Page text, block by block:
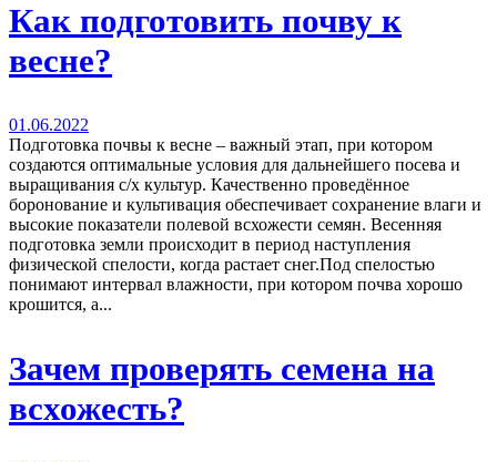
Как подготовить почву к
весне?
01.06.2022
Подготовка почвы к весне – важный этап, при котором
создаются оптимальные условия для дальнейшего посева и
выращивания с/х культур. Качественно проведённое
боронование и культивация обеспечивает сохранение влаги и
высокие показатели полевой всхожести семян. Весенняя
подготовка земли происходит в период наступления
физической спелости, когда растает снег.Под спелостью
понимают интервал влажности, при котором почва хорошо
крошится, а...
Зачем проверять семена на
всхожесть?